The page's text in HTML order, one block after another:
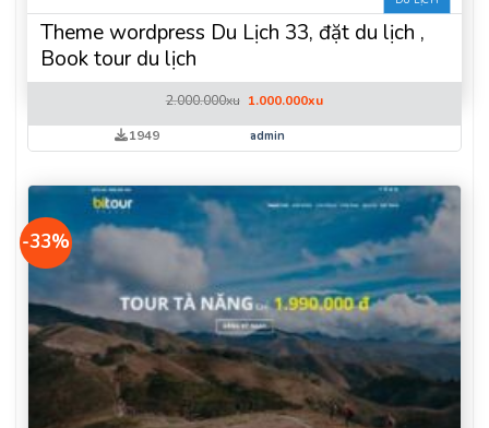
Theme wordpress Du Lịch 33, đặt du lịch ,
Book tour du lịch
2.000.000xu Giá
là:
2.000.000xu.
1.000.000xuGiá
tại
1949 admin
-33%